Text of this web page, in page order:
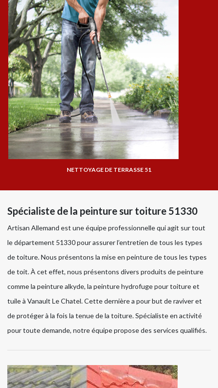
NETTOYAGE DE TERRASSE 51
Spécialiste de la peinture sur toiture 51330
Artisan Allemand est une équipe professionnelle qui agit sur tout
le département 51330 pour assurer l’entretien de tous les types
de toiture. Nous présentons la mise en peinture de tous les types
de toit. À cet effet, nous présentons divers produits de peinture
comme la peinture alkyde, la peinture hydrofuge pour toiture et
tuile à Vanault Le Chatel. Cette dernière a pour but de raviver et
de protéger à la fois la tenue de la toiture. Spécialiste en activité
pour toute demande, notre équipe propose des services qualifiés.